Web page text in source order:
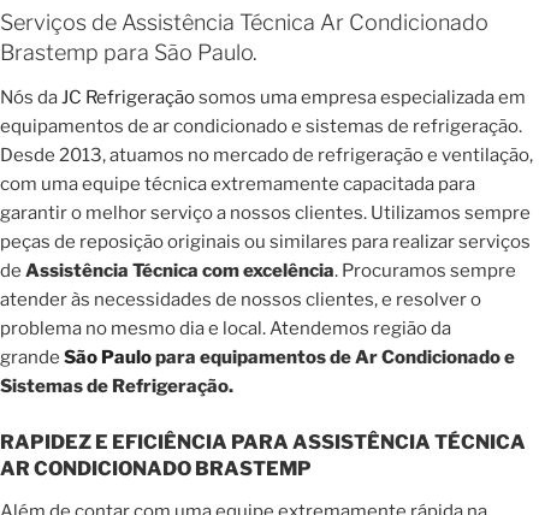
Serviços de Assistência Técnica Ar Condicionado
Brastemp para São Paulo.
Nós daJC Refrigeraçãosomos uma empresa especializada em
equipamentos de ar condicionado e sistemas de refrigeração.
Desde 2013, atuamos no mercado de refrigeração e ventilação,
com uma equipe técnica extremamente capacitada para
garantir o melhor serviço a nossos clientes. Utilizamos sempre
peças de reposição originais ou similares para realizar serviços
de Assistência Técnica com excelência. Procuramos sempre
atender às necessidades de nossos clientes, e resolver o
problema no mesmo dia e local. Atendemos região da
grande São Paulopara equipamentos de Ar Condicionado e
Sistemas de Refrigeração.
RAPIDEZ E EFICIÊNCIA PARA ASSISTÊNCIA TÉCNICA
AR CONDICIONADO BRASTEMP